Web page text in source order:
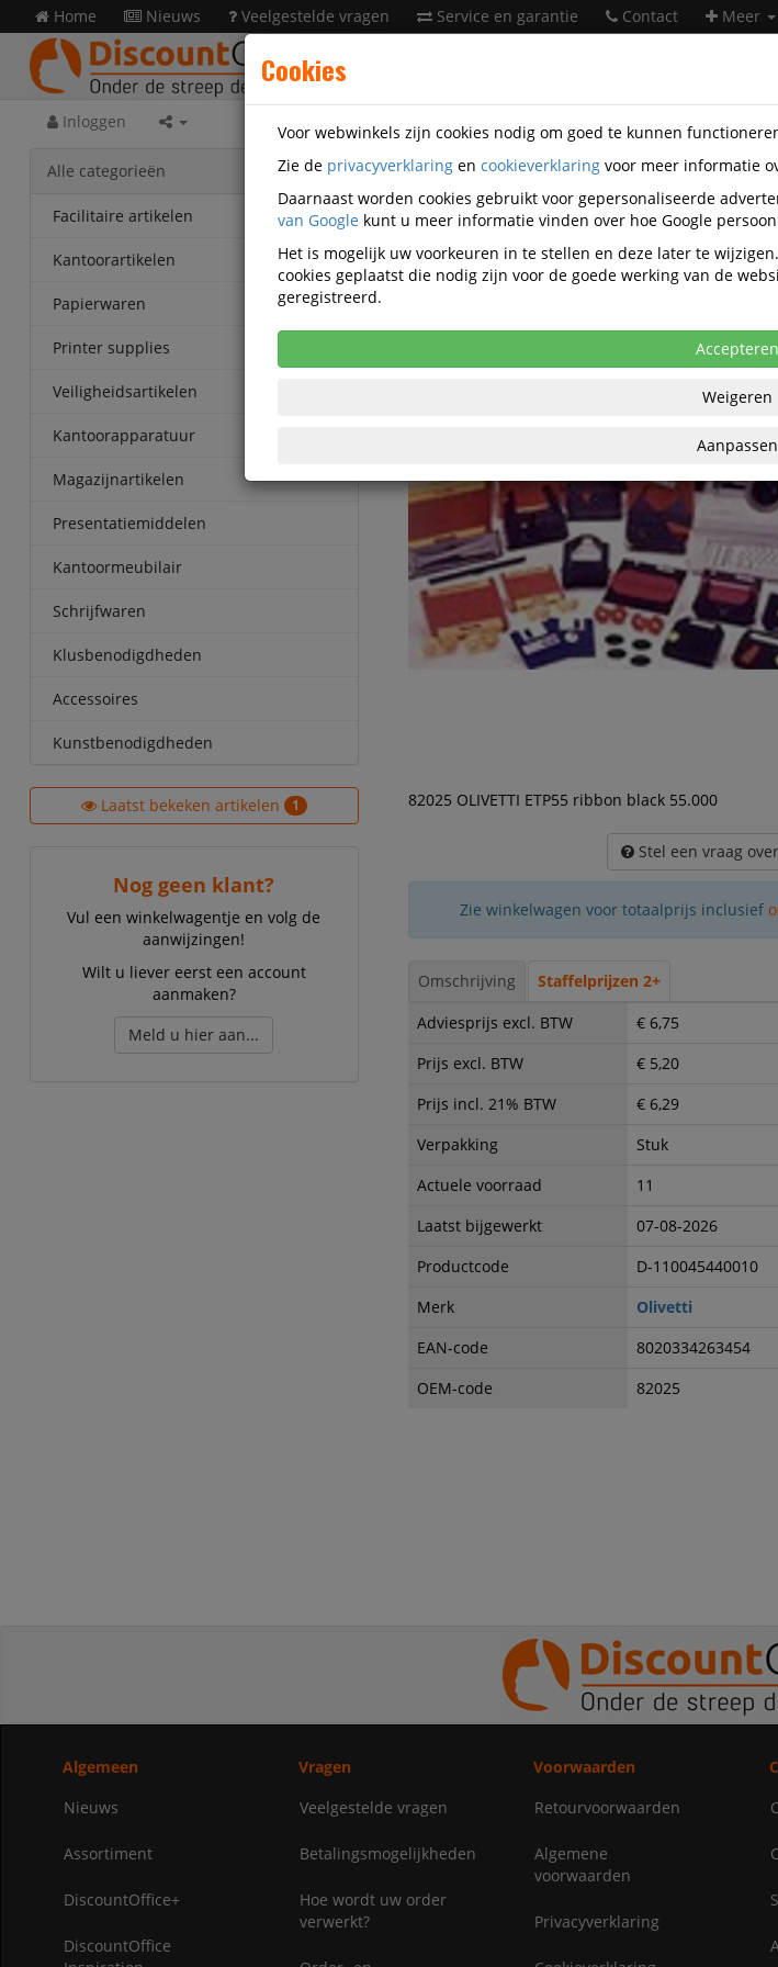
Home Nieuws Veelgestelde vragen Service en garantie Contact Meer
Inloggen
Alle categorieën
Facilitaire artikelen
Kantoorartikelen
Papierwaren
Printer supplies
Veiligheidsartikelen
Kantoorapparatuur
Magazijnartikelen
Presentatiemiddelen
Kantoormeubilair
Schrijfwaren
Klusbenodigdheden
Accessoires
Kunstbenodigdheden
Laatst bekeken artikelen 1
Nog geen klant?
Vul een winkelwagentje en volg de
aanwijzingen!
Wilt u liever eerst een account
aanmaken?
Meld u hier aan...
Printer supplies Printer linten en
D-110045440010
82025 OLIVETTI ETP55
Korting vanaf aankoop 2 eenheden, zie
82025 OLIVETTI ETP55 ribbon black 55.000
Stel een vraag
Zie winkelwagen voor totaalprijs inclusief
Omschrijving
Staffelprijzen 2+
Adviesprijs excl. BTW
€ 6,75
Prijs excl. BTW
€ 5,20
Prijs incl. 21% BTW
€ 6,29
Verpakking
Stuk
Actuele voorraad
11
Laatst bijgewerkt
07-08-2026
Productcode
D-110045440010
Merk
Olivetti
EAN-code
8020334263454
OEM-code
82025
Algemeen
Nieuws
Assortiment
DiscountOffice+
DiscountOffice
Vragen
Veelgestelde vragen
Betalingsmogelijkheden
Hoe wordt uw order
verwerkt?
Voorwaarden
Retourvoorwaarden
Algemene
voorwaarden
Privacyverklaring
Cookies
Voor webwinkels zijn cookies nodig om goed te kunnen
Zie de privacyverklaring en cookieverklaring voor meer informatie
Daarnaast worden cookies gebruikt voor gepersonaliseerde
van Google kunt u meer informatie vinden over hoe Google
Het is mogelijk uw voorkeuren in te stellen en deze later te
cookies geplaatst die nodig zijn voor de goede werking van de
geregistreerd.
Accepteren
Weigeren
Aanpassen